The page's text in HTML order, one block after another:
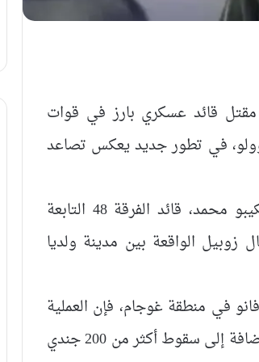
مقتل قائد عسكري بارز في قوات
وولو، في تطور جديد يعكس تصاعد
وقالت قوات فانو، بقيادة ميري ويداجو، إن العقيد تيكا ميكيبو محمد، قائد الفرقة 48 التابعة
الواقعة بين مدينة ولديا
في منطقة غوجام، فإن العملية
أسفرت أيضاً عن مقتل نائب ملازم يُدعى تيريزا جيزو بيكيلا، إضافة إلى سقوط أكثر من 200 جندي